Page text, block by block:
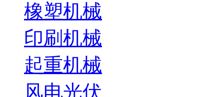
橡塑机械
印刷机械
起重机械
风电光伏